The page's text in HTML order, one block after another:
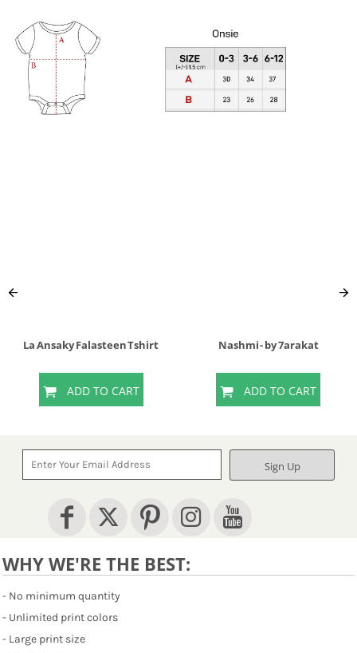
La Ansaky Falasteen Tshirt
ADD TO CART
Nashmi - by 7arakat
ADD TO CART
Sign Up
WHY WE'RE THE BEST:
- No minimum quantity
- Unlimited print colors
- Large print size